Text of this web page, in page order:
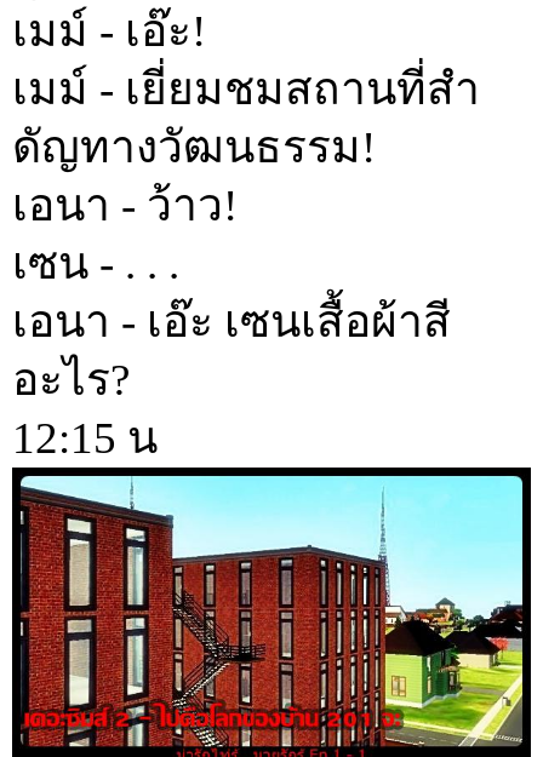
เมม์ - เอ๊ะ!
เมม์ - เยี่ยมชมสถานที่สำ
ดัญทางวัฒนธรรม!
เอนา - ว้าว!
เซน - . . .
เอนา - เอ๊ะ เซนเสื้อผ้าสี
อะไร?
12:15 น